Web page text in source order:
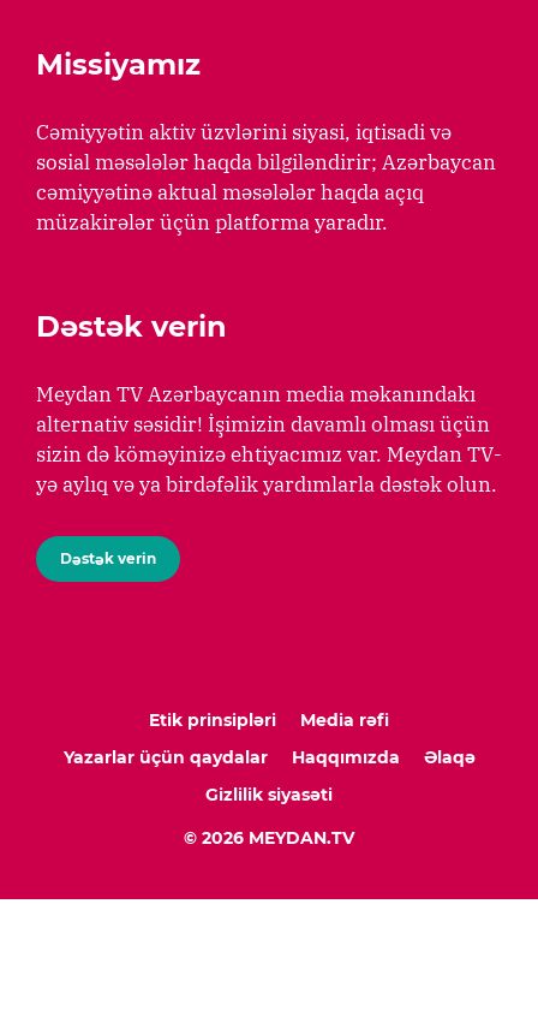
Missiyamız
Cəmiyyətin aktiv üzvlərini siyasi, iqtisadi və
sosial məsələlər haqda bilgiləndirir; Azərbaycan
cəmiyyətinə aktual məsələlər haqda açıq
müzakirələr üçün platforma yaradır.
Dəstək verin
Meydan TV Azərbaycanın media məkanındakı
alternativ səsidir! İşimizin davamlı olması üçün
sizin də köməyinizə ehtiyacımız var. Meydan TV-
yə aylıq və ya birdəfəlik yardımlarla dəstək olun.
Dəstək verin
Etik prinsipləri
Media rəfi
Yazarlar üçün qaydalar
Haqqımızda
Əlaqə
Gizlilik siyasəti
© 2026 MEYDAN.TV